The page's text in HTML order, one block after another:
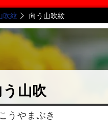
吹紋 向う山吹紋
う山吹
うやまぶき